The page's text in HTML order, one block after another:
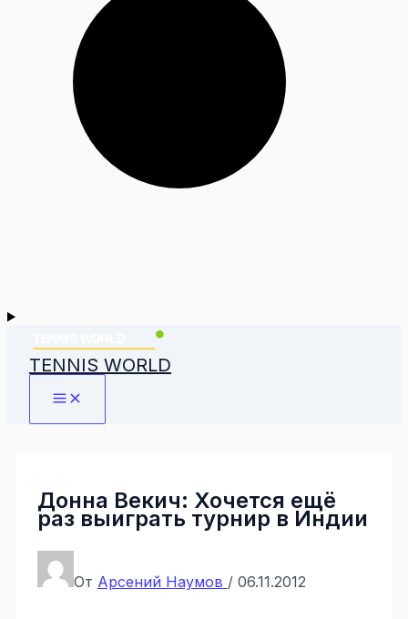
TENNIS WORLD
Донна Векич: Хочется ещё
раз выиграть турнир в Индии
От Арсений Наумов / 06.11.2012